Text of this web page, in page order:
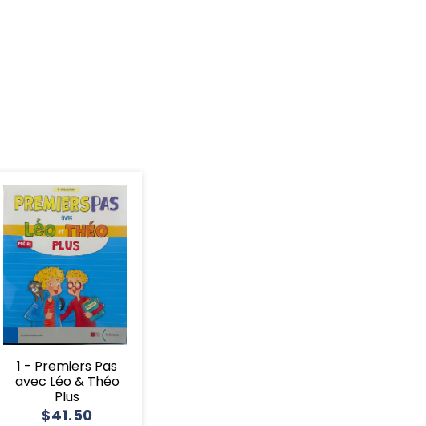
1 - Premiers Pas
avec Léo & Théo
Plus
$41.50